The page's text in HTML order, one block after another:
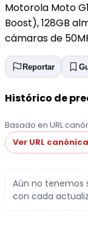
Motorola Moto
Boost), 128GB
cámaras de
Reportar
Histórico de
Basado en URL
Ver URL canónica
Aún no tenemos
con cada